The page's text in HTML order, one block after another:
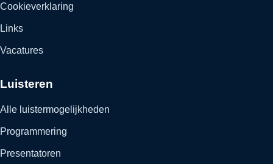
Cookieverklaring
Links
Vacatures
Luisteren
Alle luistermogelijkheden
Programmering
Presentatoren